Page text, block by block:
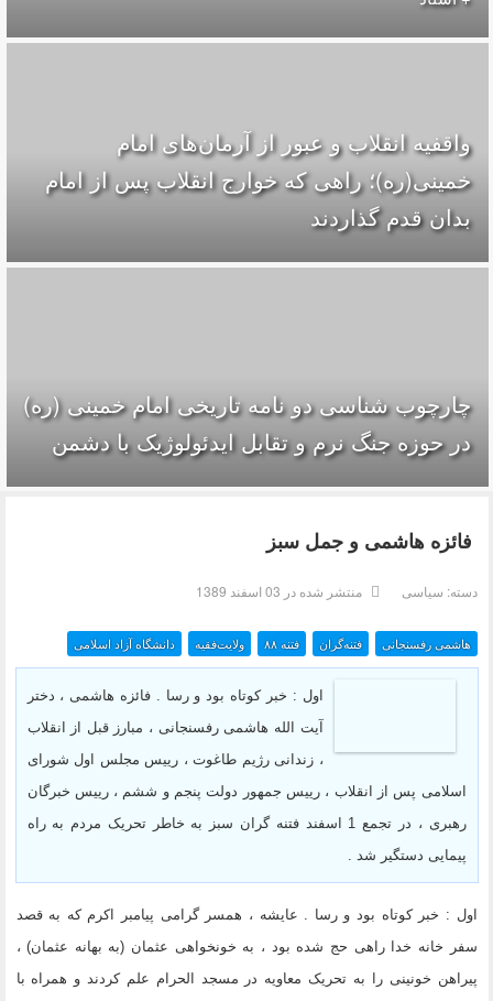
واقفیه‌ انقلاب و عبور از آرمان‌های امام
خمینی(ره)؛ راهی که خوارج انقلاب پس از امام
بدان قدم گذاردند
چارچوب شناسی دو نامه تاریخی امام خمینی (ره)
در حوزه جنگ نرم و تقابل ایدئولوژیک با دشمن
فائزه هاشمی و جمل سبز
دسته: سیاسی منتشر شده در 03 اسفند 1389
هاشمی رفسنجانی فتنه‌گران فتنه ۸۸ ولایت‌فقیه دانشگاه آزاد اسلامی
اول : خبر کوتاه بود و رسا . فائزه هاشمی ، دختر
آیت الله هاشمی رفسنجانی ، مبارز قبل از انقلاب
، زندانی رژیم طاغوت ، رییس مجلس اول شورای
اسلامی پس از انقلاب ، رییس جمهور دولت پنجم و ششم ، رییس خبرگان
رهبری ، در تجمع 1 اسفند فتنه گران سبز به خاطر تحریک مردم به راه
پیمایی دستگیر شد .
اول : خبر کوتاه بود و رسا . عایشه ، همسر گرامی پیامبر اکرم که به قصد
سفر خانه خدا راهی حج شده بود ، به خونخواهی عثمان (به بهانه عثمان) ،
پیراهن خونینی را به تحریک معاویه در مسجد الحرام علم کردند و همراه با